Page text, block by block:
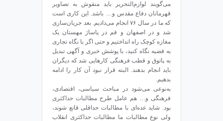
می‌گویند لوازم‌التحریر باید منقوش به تصاویر
قهرمانان دفاع مقدس و… باشد. این کاری است
که ما در سال ۷۶ انجام می‌دادیم. بعد جریان‌سازی
شد و در اصفهان و قم در پاساژ مهستان یک
مغازه‌ کوچک راه انداختیم و حتی اگر با نگاه تجاری
به قضیه نگاه کنید، با پوشش خبری و آگهی تبدیل
به پاتوق و قطب فرهنگی کارهایی شد که دیگران
باید انجام بدهند. البته قرار نبود آن کار را ادامه
بدهیم.
به‌نوعی می‌شود در مباحث سیاسی، اقتصادی،
فرهنگی و… هم عامل طرح مطالبات حداکثری
بود. شاید عده‌ای با مطالبات حداقلی قانع شوند،
ولی نوع مطالبات ما مطالبات حداکثری انقلاب